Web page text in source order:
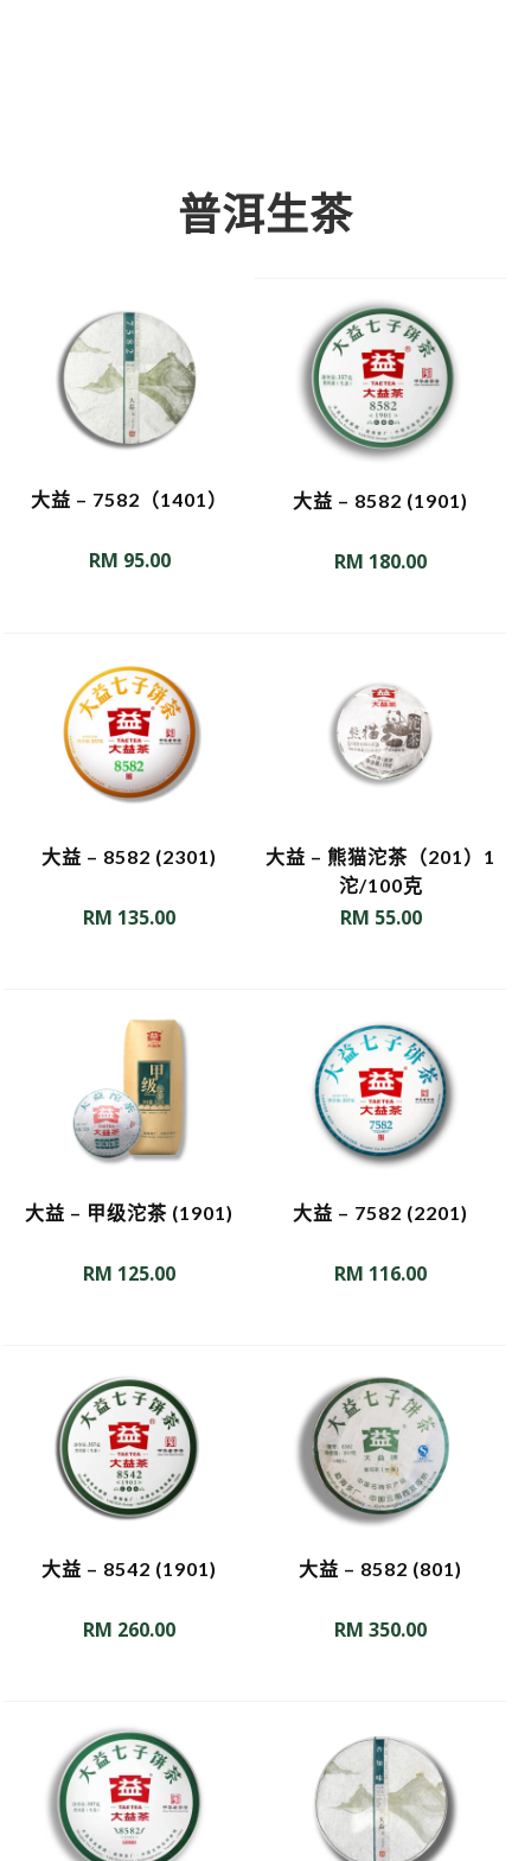
普洱生茶
大益 – 7582（1401）
RM 95.00
大益 – 8582 (1901)
RM 180.00
大益 – 8582 (2301)
RM 135.00
大益 – 熊猫沱茶（201）1
沱/100克
RM 55.00
大益 – 甲级沱茶 (1901)
RM 125.00
大益 – 7582 (2201)
RM 116.00
大益 – 8542 (1901)
RM 260.00
大益 – 8582 (801)
RM 350.00